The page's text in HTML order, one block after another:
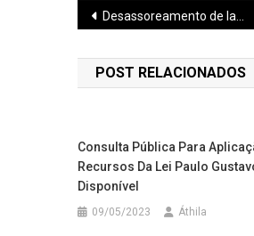
Navegação
de
Post
Desassoreamento de lagoas continua com o objetivo de melhorar estrutura e oferecer mais espaço de lazer aos paraminenses
POST RELACIONADOS
Consulta Pública Para
Recursos Da Lei Paulo
Disponível
09/05/2023 Áthila